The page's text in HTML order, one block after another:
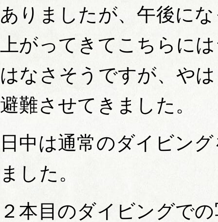
ありましたが、午後に
上がってきてこちらに
はなさそうですが、や
避難させてきました。
日中は通常のダイビン
ました。
２本目のダイビングで